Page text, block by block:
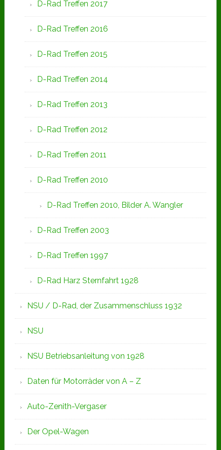
D-Rad Treffen 2017
D-Rad Treffen 2016
D-Rad Treffen 2015
D-Rad Treffen 2014
D-Rad Treffen 2013
D-Rad Treffen 2012
D-Rad Treffen 2011
D-Rad Treffen 2010
D-Rad Treffen 2010, Bilder A. Wangler
D-Rad Treffen 2003
D-Rad Treffen 1997
D-Rad Harz Sternfahrt 1928
NSU / D-Rad, der Zusammenschluss 1932
NSU
NSU Betriebsanleitung von 1928
Daten für Motorräder von A – Z
Auto-Zenith-Vergaser
Der Opel-Wagen